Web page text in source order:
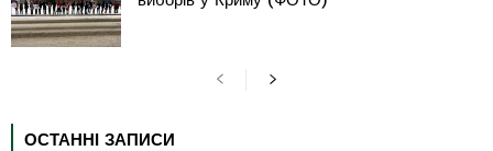
ОСТАННІ ЗАПИСИ